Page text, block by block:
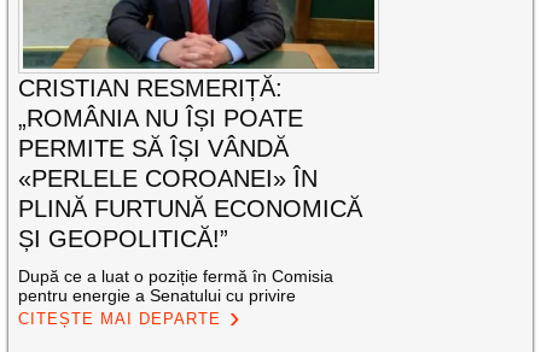
CRISTIAN RESMERIȚĂ:
„ROMÂNIA NU ÎȘI POATE
PERMITE SĂ ÎȘI VÂNDĂ
«PERLELE COROANEI» ÎN
PLINĂ FURTUNĂ ECONOMICĂ
ȘI GEOPOLITICĂ!”
După ce a luat o poziție fermă în Comisia
pentru energie a Senatului cu privire
CITEȘTE MAI DEPARTE